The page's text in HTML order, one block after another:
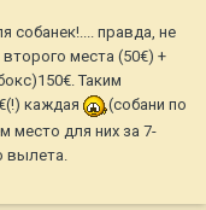
правда, не
места (50€) +
Таким
каждая
(собани по
место для них за 7-
вылета.